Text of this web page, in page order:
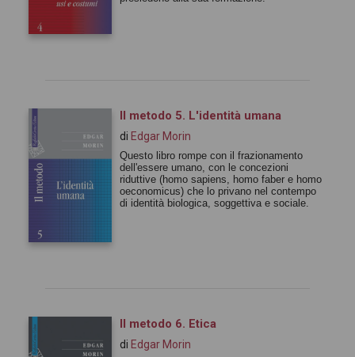
Il metodo 5. L'identità umana
di Edgar Morin
Questo libro rompe con il frazionamento
dell'essere umano, con le concezioni
riduttive (homo sapiens, homo faber e homo
oeconomicus) che lo privano nel contempo
di identità biologica, soggettiva e sociale.
Il metodo 6. Etica
di Edgar Morin